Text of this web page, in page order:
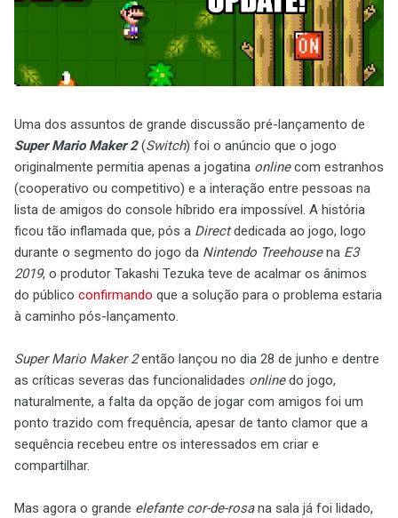
Uma dos assuntos de grande discussão pré-lançamento de
Super Mario Maker 2(Switch) foi o anúncio que o jogo
originalmente permitia apenas a jogatina onlinecom estranhos
(cooperativo ou competitivo) e a interação entre pessoas na
lista de amigos do console híbrido era impossível. A história
ficou tão inflamada que, pós a Directdedicada ao jogo, logo
durante o segmento do jogo da Nintendo Treehousena E3
2019, o produtor Takashi Tezuka teve de acalmar os ânimos
do público confirmando que a solução para o problema estaria
à caminho pós-lançamento.
Super Mario Maker 2então lançou no dia 28 de junho e dentre
as críticas severas das funcionalidades onlinedo jogo,
naturalmente, a falta da opção de jogar com amigos foi um
ponto trazido com frequência, apesar de tanto clamor que a
sequência recebeu entre os interessados em criar e
compartilhar.
Mas agora o grande elefante cor-de-rosana sala já foi lidado,